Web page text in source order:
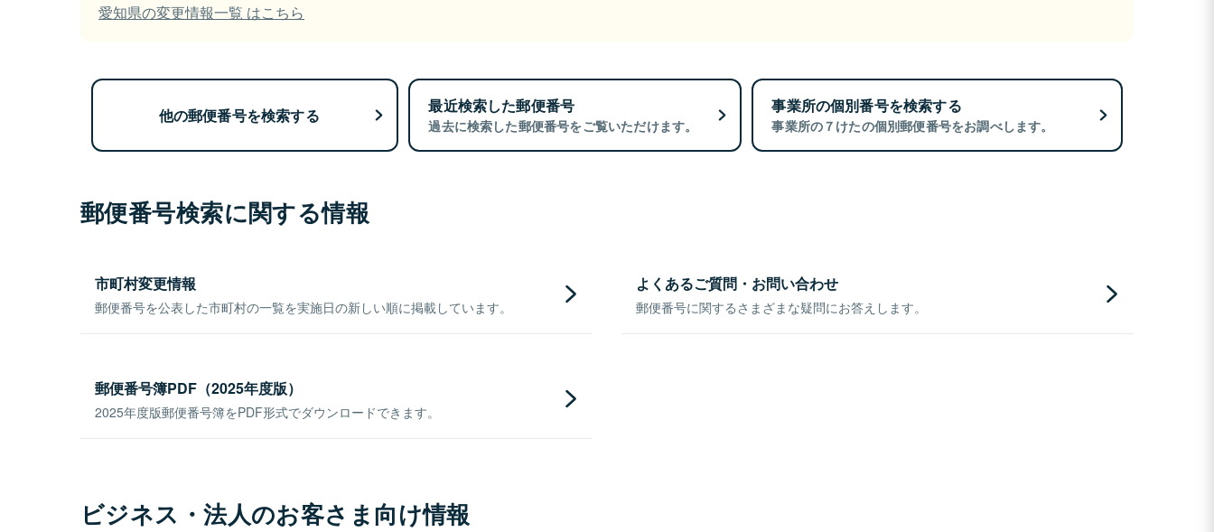
愛知県の変更情報一覧 はこちら
他の郵便番号を検索する 最近検索した郵便番号
過去に検索した郵便番号をご覧いただけます。
事業所の個別番号を検索する
事業所の７けたの個別郵便番号をお調べします。
郵便番号検索に関する情報
市町村変更情報
郵便番号を公表した市町村の一覧を実施日の新しい順に掲載しています。
よくあるご質問・お問い合わせ
郵便番号に関するさまざまな疑問にお答えします。
郵便番号簿PDF（2025年度版）
2025年度版郵便番号簿をPDF形式でダウンロードできます。
ビジネス・法人のお客さま向け情報